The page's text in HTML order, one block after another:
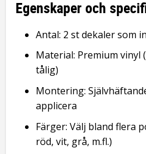
Egenskaper och
Antal: 2 st dekaler som
Material: Premium vinyl
tålig)
Montering:
applicera
Färger: Välj bland flera
röd, vit, grå, m.fl.)